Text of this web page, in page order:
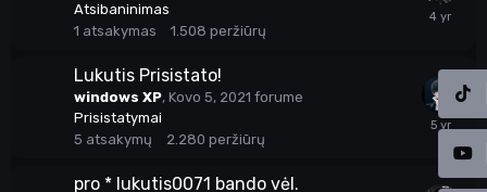
Atsibaninimas
1 atsakymas 1.508 peržiūrų
Lukutis Prisistato!
windows XP, Kovo 5, 2021 forume
Prisistatymai
5 atsakymų 2.280 peržiūrų
pro * lukutis0071 bando vėl.